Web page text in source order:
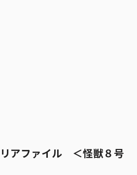
リアファイル ＜怪獣８号